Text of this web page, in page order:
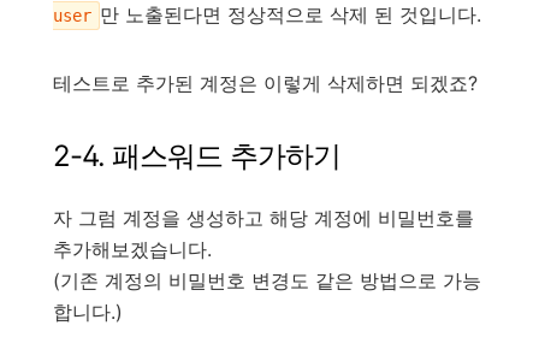
user 만 노출된다면 정상적으로 삭제 된 것입니다.
테스트로 추가된 계정은 이렇게 삭제하면 되겠죠?
2-4. 패스워드 추가하기
자 그럼 계정을 생성하고 해당 계정에 비밀번호를
추가해보겠습니다.
(기존 계정의 비밀번호 변경도 같은 방법으로 가능
합니다.)